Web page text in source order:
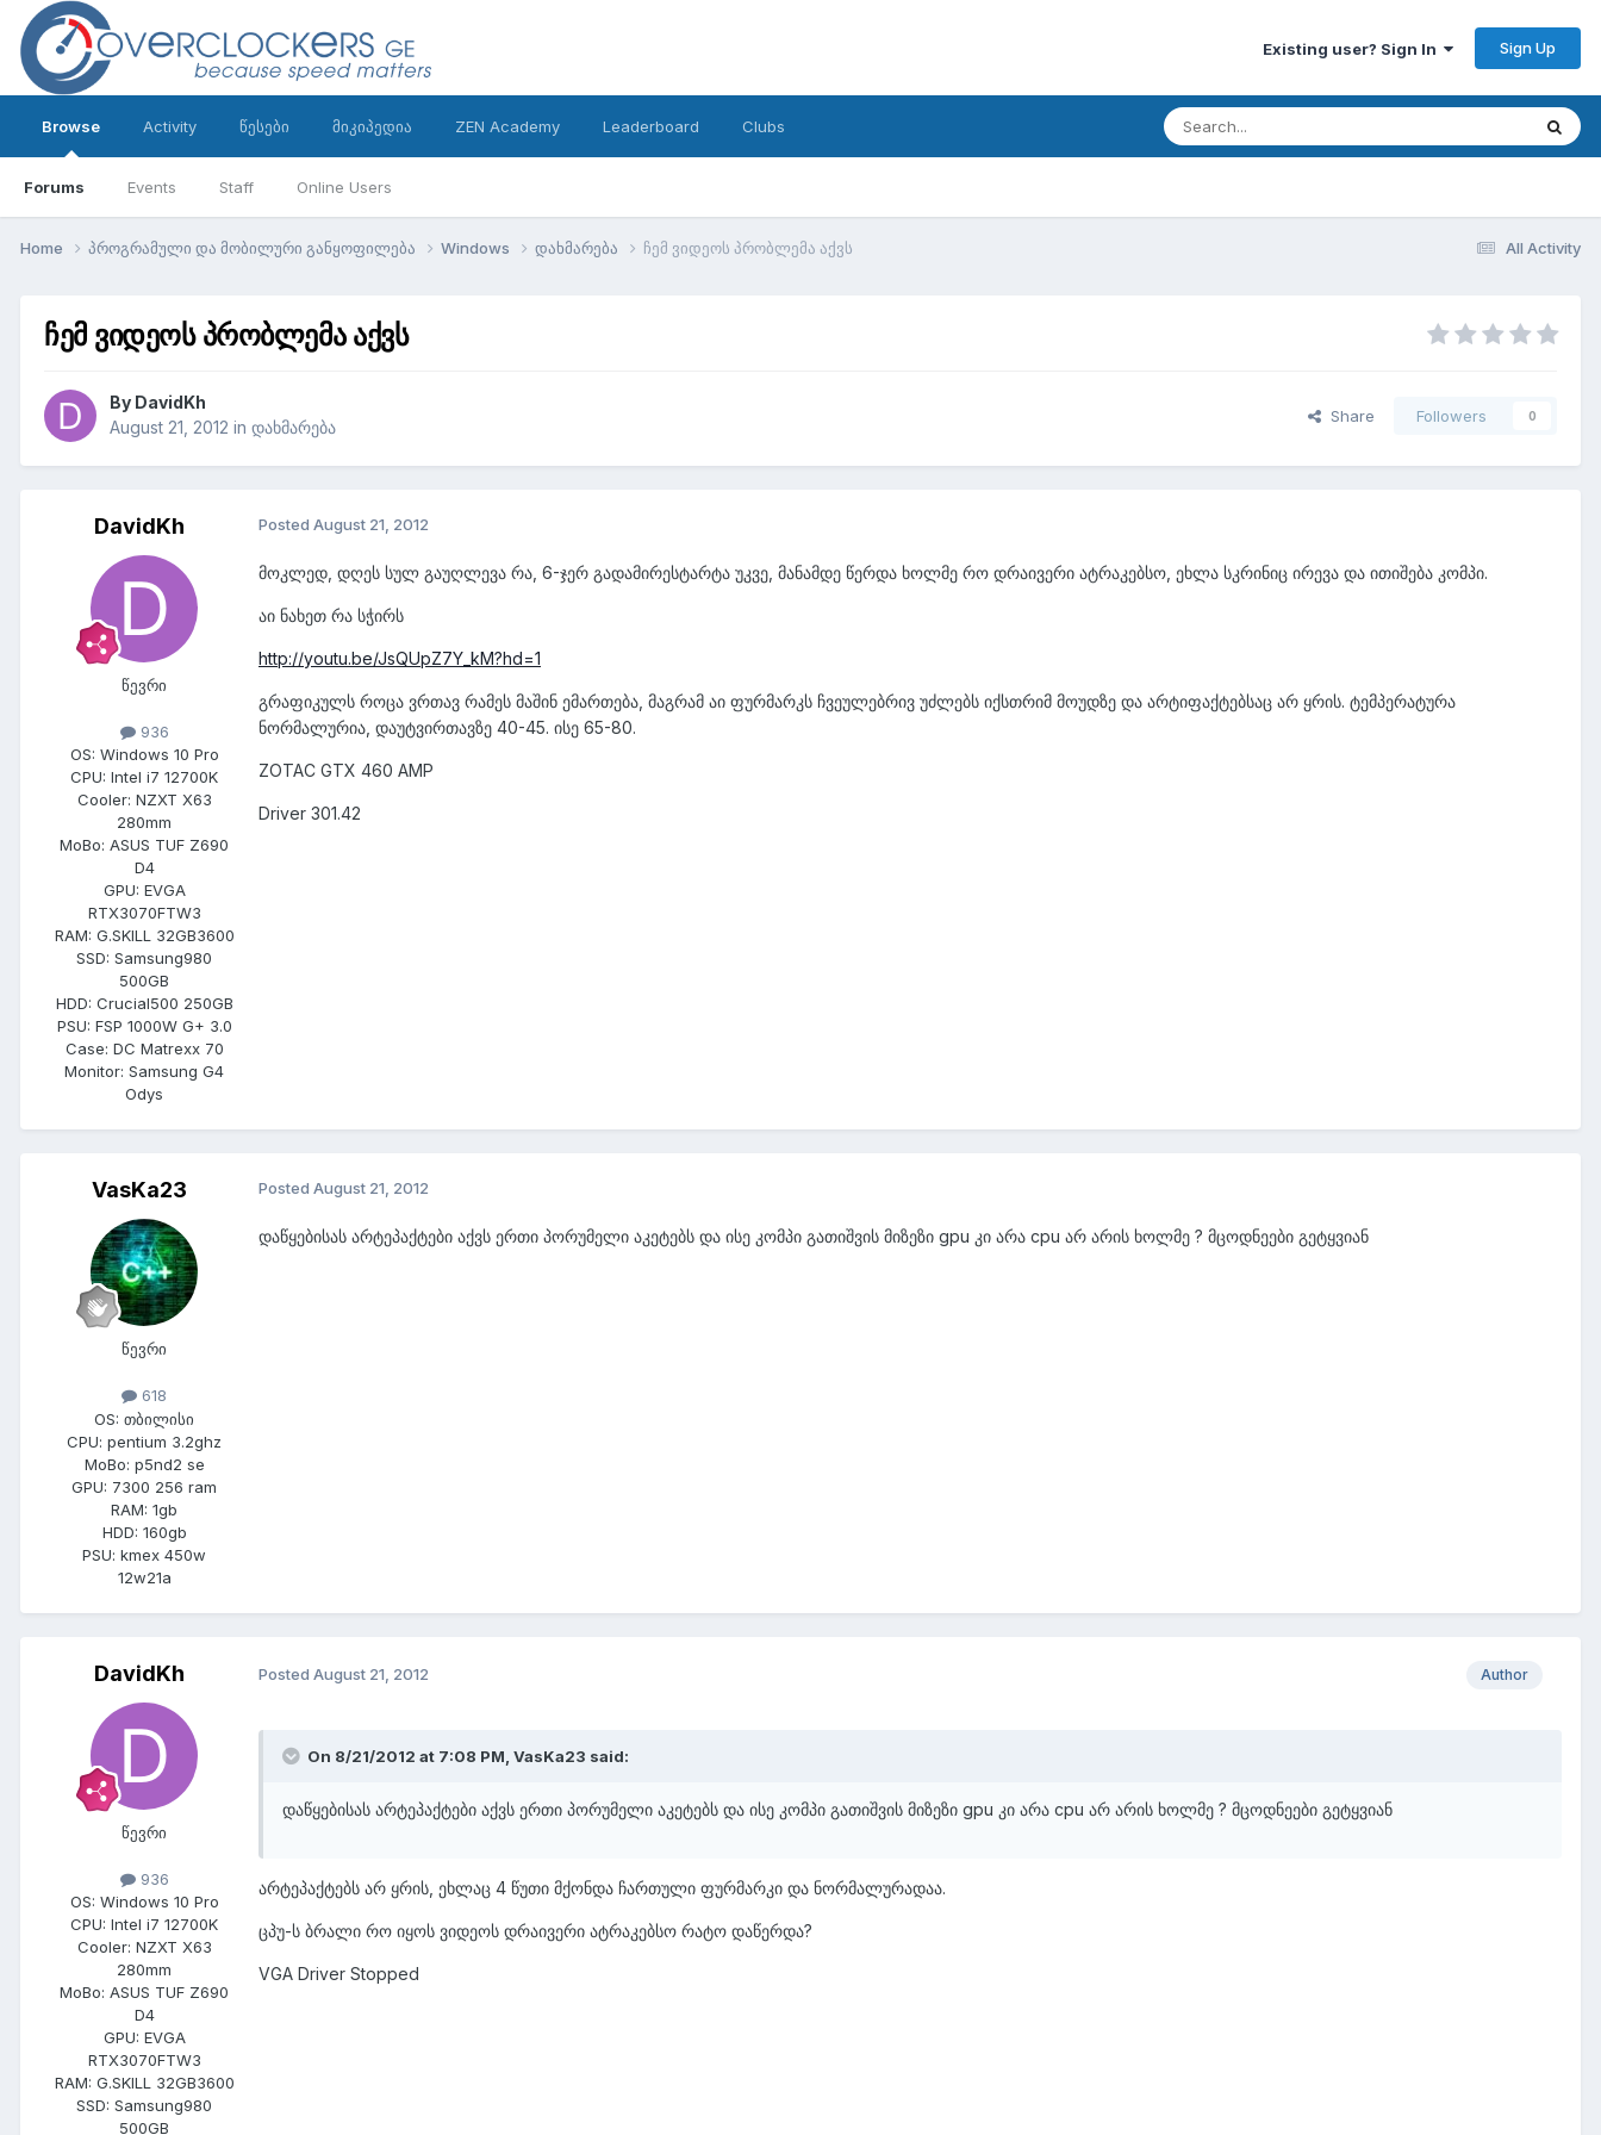
Existing user? Sign In Sign Up
Browse
Forums Events Staff Online Users
Activity წესები მიკიპედია ZEN Academy Leaderboard Clubs
All Activity
Home პროგრამული და მობილური განყოფილება Windows დახმარება ჩემ ვიდეოს პრობლემა აქვს
ჩემ ვიდეოს პრობლემა აქვს
By DavidKh
August 21, 2012 in დახმარება
Share Followers 0
DavidKh
წევრი
936
OS: Windows 10 Pro
CPU: Intel i7 12700K
Cooler: NZXT X63
280mm
MoBo: ASUS TUF Z690
D4
GPU: EVGA
RTX3070FTW3
RAM: G.SKILL 32GB3600
SSD: Samsung980
500GB
HDD: Crucial500 250GB
PSU: FSP 1000W G+ 3.0
Case: DC Matrexx 70
Monitor: Samsung G4
Odys
Posted August 21, 2012
მოკლედ, დღეს სულ გაუღლევა რა, 6-ჯერ გადამირესტარტა უკვე, მანამდე წერდა ხოლმე რო დრაივერი ატრაკებსო, ეხლა სკრინიც ირევა და ითიშება კომპი.
აი ნახეთ რა სჭირს
http://youtu.be/JsQUpZ7Y_kM?hd=1
გრაფიკულს როცა ვრთავ რამეს მაშინ ემართება, მაგრამ აი ფურმარკს ჩვეულებრივ უძლებს იქსთრიმ მოუდზე და არტიფაქტებსაც არ ყრის. ტემპერატურა
ნორმალურია, დაუტვირთავზე 40-45. ისე 65-80.
ZOTAC GTX 460 AMP
Driver 301.42
VasKa23
წევრი
618
OS: თბილისი
CPU: pentium 3.2ghz
MoBo: p5nd2 se
GPU: 7300 256 ram
RAM: 1gb
HDD: 160gb
PSU: kmex 450w
12w21a
Posted August 21, 2012
დაწყებისას არტეპაქტები აქვს ერთი პორუმელი აკეტებს და ისე კომპი გათიშვის მიზეზი gpu კი არა cpu არ არის ხოლმე ? მცოდნეები გეტყვიან
DavidKh
წევრი
936
OS: Windows 10 Pro
CPU: Intel i7 12700K
Cooler: NZXT X63
280mm
MoBo: ASUS TUF Z690
D4
GPU: EVGA
RTX3070FTW3
RAM: G.SKILL 32GB3600
SSD: Samsung980
500GB
Author
Posted August 21, 2012
On 8/21/2012 at 7:08 PM, VasKa23 said:
დაწყებისას არტეპაქტები აქვს ერთი პორუმელი აკეტებს და ისე კომპი გათიშვის მიზეზი gpu კი არა cpu არ არის ხოლმე ? მცოდნეები გეტყვიან
არტეპაქტებს არ ყრის, ეხლაც 4 წუთი მქონდა ჩართული ფურმარკი და ნორმალურადაა.
ცპუ-ს ბრალი რო იყოს ვიდეოს დრაივერი ატრაკებსო რატო დაწერდა?
VGA Driver Stopped